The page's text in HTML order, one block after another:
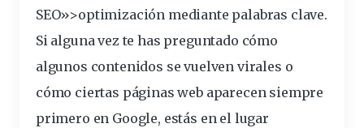
SEO»>optimización mediante palabras clave.
Si alguna vez te has preguntado cómo
algunos contenidos se vuelven virales o
cómo ciertas páginaswebaparecen siempre
primero en Google, estás en el lugar